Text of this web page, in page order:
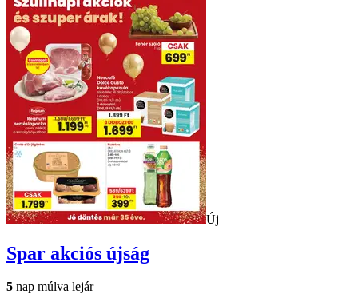
Új
Spar akciós újság
5 nap múlva lejár